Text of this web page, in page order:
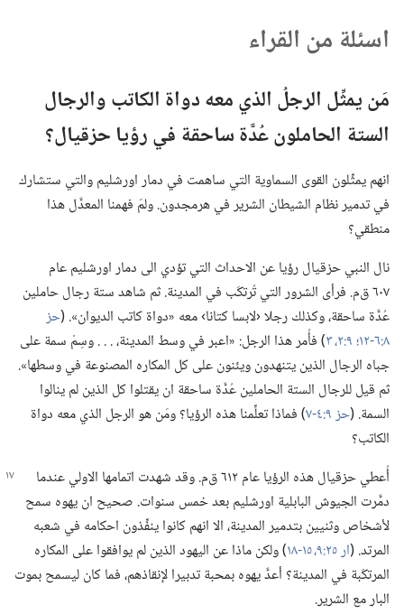
اسئلة من القراء
مَن يمثِّل الرجلُ الذي معه دواة الكاتب والرجال
الستة الحاملون عُدَّة ساحقة في رؤيا حزقيال؟‏
انهم يمثِّلون القوى السماوية التي ساهمت في دمار اورشليم والتي ستشارك
في تدمير نظام الشيطان الشرير في هرمجدون.‏ ولمَ فهمنا المعدَّل هذا
منطقي؟‏
نال النبي حزقيال رؤيا عن الاحداث التي تؤدي الى دمار اورشليم عام
٦٠٧ ق‌م.‏ فرأى الشرور التي تُرتكَب في المدينة.‏ ثم شاهد ستة رجال حاملين
عُدَّة ساحقة،‏ وكذلك رجلا ‹لابسا كتانا› معه «دواة كاتب الديوان».‏ (‏حز
٨:‏٦-‏١٢؛‏
‏)‏ فأُمر هذا الرجل:‏ «اعبر في وسط المدينة،‏ .‏ .‏ .‏ وسِمْ سمة على
جباه الرجال الذين يتنهدون ويئنون على كل المكاره المصنوعة في وسطها».‏
ثم قيل للرجال الستة الحاملين عُدَّة ساحقة ان يقتلوا كل الذين لم ينالوا
السمة.‏ (‏حز ٩:‏٤-‏٧
‏)‏ فماذا تعلِّمنا هذه الرؤيا؟‏ ومَن هو الرجل الذي معه دواة
الكاتب؟‏
أُعطي حزقيال هذه الرؤيا عام ٦١٢ ق‌م.‏ وقد شهدت اتمامها الاولي عندما
دمَّرت الجيوش البابلية اورشليم بعد خمس سنوات.‏ صحيح ان يهوه سمح
لأشخاص وثنيين بتدمير المدينة،‏ الا انهم كانوا ينفِّذون احكامه في شعبه
المرتد.‏ (‏ار ٢٥:‏٩،‏
‏)‏ ولكن ماذا عن اليهود الذين لم يوافقوا على المكاره
المرتكَبة في المدينة؟‏ أعدَّ يهوه بمحبة تدبيرا لإنقاذهم،‏ فما كان ليسمح بموت
البار مع الشرير.‏